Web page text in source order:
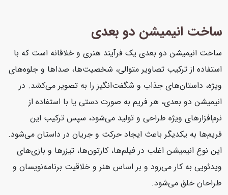
ساخت انیمیشن دو بعدی
ساخت انیمیشن دو بعدی یک فرآیند هنری و خلاقانه است که با
استفاده از ترکیب تصاویر متوالی، شخصیت‌ها، صداها و جلوه‌های
ویژه، داستان‌های جذاب و شگفت‌انگیز را به تصویر می‌کشد. در
انیمیشن دو بعدی، هر فریم به صورت دستی یا با استفاده از
نرم‌افزارهای ویژه طراحی و تولید می‌شود، سپس ترکیب این
فریم‌ها به یکدیگر باعث ایجاد حرکت و جریان در داستان می‌شود.
این نوع انیمیشن اغلب در فیلم‌ها، کارتون‌ها، تیزرها و بازی‌های
ویدئویی به کار می‌رود و بر اساس هنر و خلاقیت برنامه‌نویسان و
طراحان خلق می‌شود.